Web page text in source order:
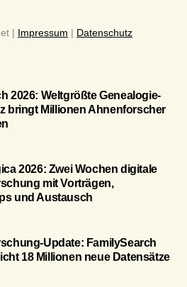
| Impressum | Datenschutz
2026: Weltgrößte Genealogie-
bringt Millionen Ahnenforscher
2026: Zwei Wochen digitale
mit Vorträgen,
und Austausch
Update: FamilySearch
18 Millionen neue Datensätze